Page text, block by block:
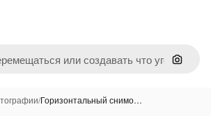
Поиск
/Горизонтальный снимо…